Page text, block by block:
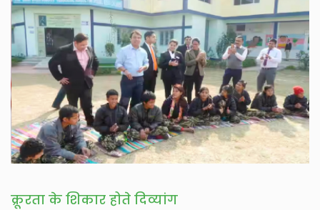
क्रूरता के शिकार होते दिव्यांग